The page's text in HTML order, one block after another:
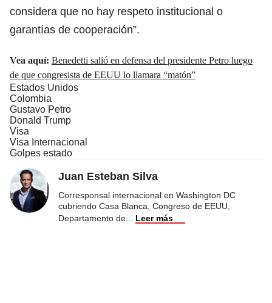
considera que no hay respeto institucional o
garantías de cooperación”.
Vea aquí: Benedetti salió en defensa del presidente Petro luego
de que congresista de EEUU lo llamara “matón”
Estados Unidos
Colombia
Gustavo Petro
Donald Trump
Visa
Visa Internacional
Golpes estado
Juan Esteban Silva
Corresponsal internacional en Washington DC
cubriendo Casa Blanca, Congreso de EEUU,
Departamento de
Leer más